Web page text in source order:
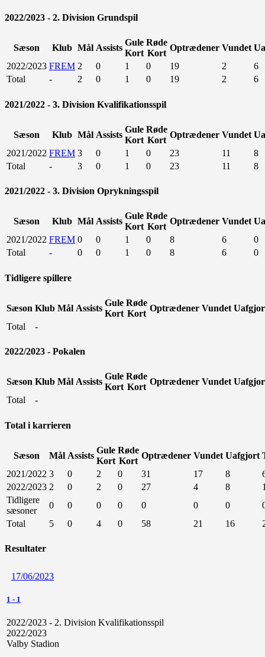
2022/2023 - 2. Division Grundspil
Sæson Klub Mål Assists
Gule
Kort
Røde
Kort
Optrædener Vundet
2022/2023 FREM 2 0 1 0 19 2
6
Total
- 2 0 1 0 19 2 6
2021/2022 - 3. Division Kvalifikationsspil
Sæson Klub Mål Assists
Gule
Kort
Røde
Kort
Optrædener Vundet
2021/2022 FREM 3 0 1 0 23 11
8
Total
- 3 0 1 0 23 11 8
2021/2022 - 3. Division Oprykningsspil
Sæson Klub Mål Assists
Gule
Kort
Røde
Kort
Optrædener Vundet
2021/2022 FREM 0 0 1 0 8 6
0
Total
- 0 0 1 0 8 6 0
Tidligere spillere
Sæson Klub Mål Assists
Gule
Kort
Røde
Kort
Optrædener Vundet
Total
-
2022/2023 - Pokalen
Sæson Klub Mål Assists
Gule
Kort
Røde
Kort
Optrædener Vundet
Total
-
Total i karrieren
Sæson Mål Assists
Gule
Kort
Røde
Kort
Optrædener Vundet Uafgjort
2021/2022 3 0 2 0 31 17 8
2022/2023 2 0 2 0 27 4 8
Tidligere
sæsoner
0 0 0 0 0 0 0
Total
5 0 4 0 58 21 16
Resultater
17/06/2023
1 - 1
2022/2023 - 2. Division Kvalifikationsspil
2022/2023
Valby Stadion